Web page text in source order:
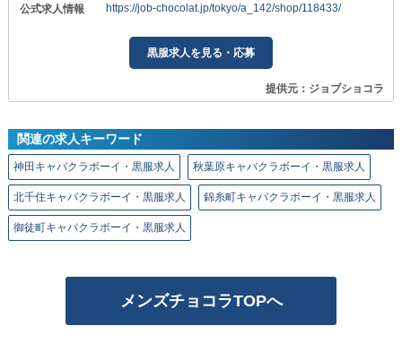
公式求人情報
https://job-chocolat.jp/tokyo/a_142/shop/118433/
黒服求人を見る・応募
提供元：ジョブショコラ
関連の求人キーワード
神田キャバクラボーイ・黒服求人 秋葉原キャバクラボーイ・黒服求人
北千住キャバクラボーイ・黒服求人 錦糸町キャバクラボーイ・黒服求人
御徒町キャバクラボーイ・黒服求人
メンズチョコラTOPへ